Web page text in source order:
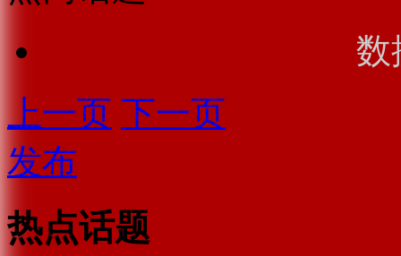
数
上一页 下一页
发布
热点话题